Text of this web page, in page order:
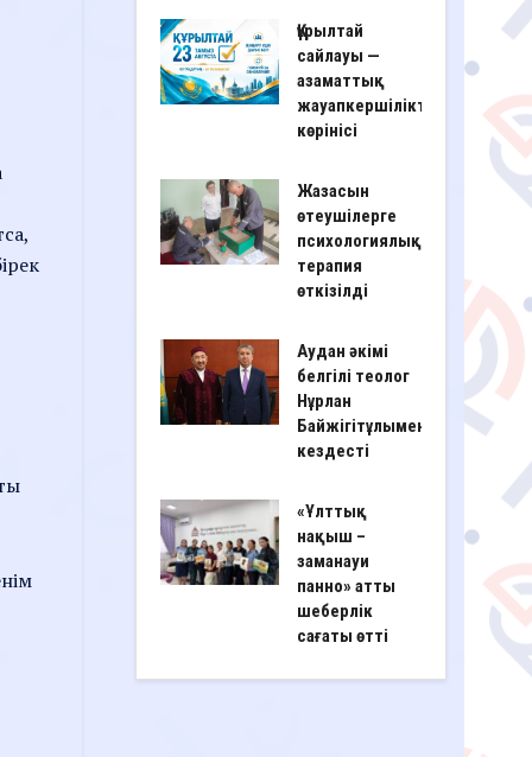
Құрылтай
сайлауы —
азаматтық
жауапкершіліктің
көрінісі
Жазасын
өтеушілерге
психологиялық
терапия
өткізілді
Аудан әкімі
белгілі теолог
Нұрлан
Байжігітұлымен
кездесті
«Ұлттық
нақыш –
заманауи
панно» атты
шеберлік
сағаты өтті